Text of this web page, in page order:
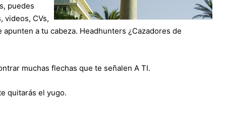
puedes
videos, CVs,
a tu cabeza. Headhunters ¿Cazadores de
muchas flechas que te señalen A TI.
quitarás el yugo.